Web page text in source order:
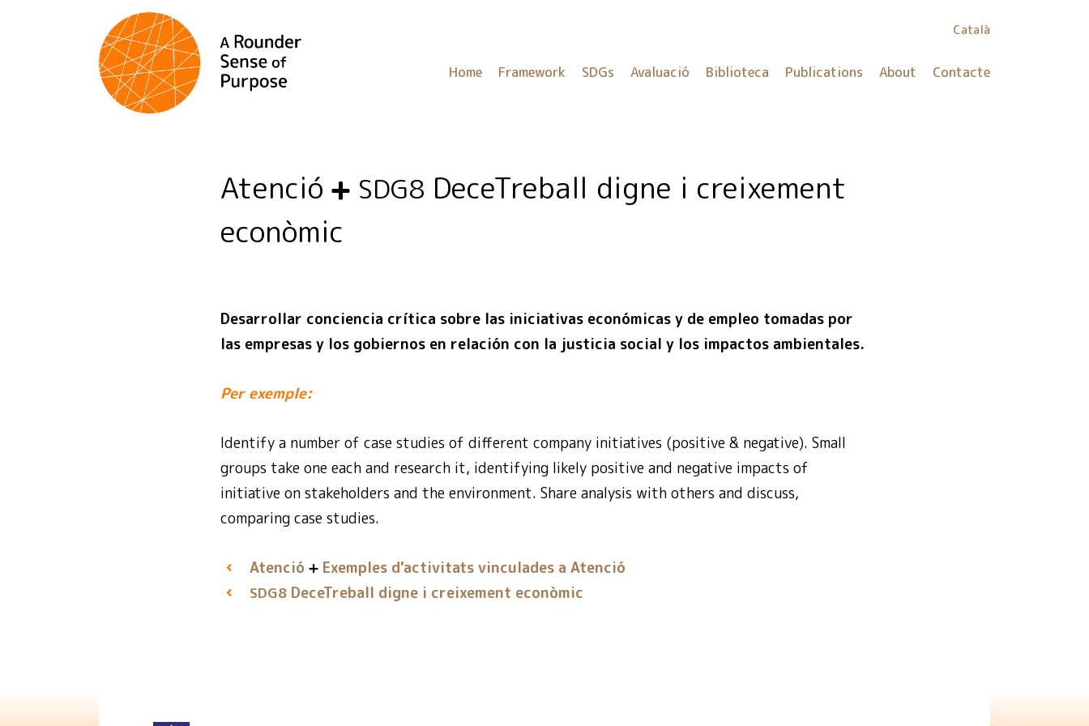
Català
Home Framework SDGs Avaluació Biblioteca Publications About Contacte
Atenció SDG8 DeceTreball digne i creixement
econòmic
Desarrollar conciencia crítica sobre las iniciativas económicas y de empleo tomadas por
las empresas y los gobiernos en relación con la justicia social y los impactos ambientales.
Per exemple:
Identify a number of case studies of different company initiatives (positive & negative). Small
groups take one each and research it, identifying likely positive and negative impacts of
initiative on stakeholders and the environment. Share analysis with others and discuss,
comparing case studies.
Atenció Exemples d'activitats vinculades a Atenció
SDG8 DeceTreball digne i creixement econòmic